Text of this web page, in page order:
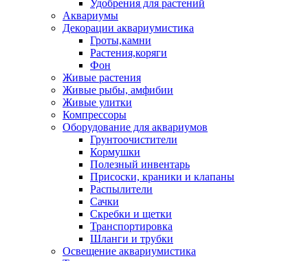
Удобрения для растений
Аквариумы
Декорации аквариумистика
Гроты,камни
Растения,коряги
Фон
Живые растения
Живые рыбы, амфибии
Живые улитки
Компрессоры
Оборудование для аквариумов
Грунтоочистители
Кормушки
Полезный инвентарь
Присоски, краники и клапаны
Распылители
Сачки
Скребки и щетки
Транспортировка
Шланги и трубки
Освещение аквариумистика